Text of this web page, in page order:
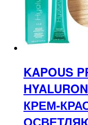
KAPOUS
КРЕМ-